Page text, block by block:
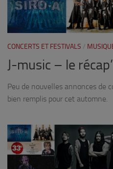
CONCERTS ET FESTIVALS /
J-music – le
Peu de nouvelles annonces de
bien remplis pour cet automne.